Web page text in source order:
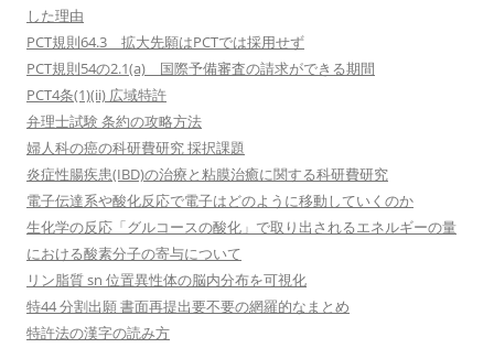
した理由
PCT規則64.3 拡大先願はPCTでは採用せず
PCT規則54の2.1(a) 国際予備審査の請求ができる期間
PCT4条(1)(ii) 広域特許
弁理士試験 条約の攻略方法
婦人科の癌の科研費研究 採択課題
炎症性腸疾患(IBD)の治療と粘膜治癒に関する科研費研究
電子伝達系や酸化反応で電子はどのように移動していくのか
生化学の反応「グルコースの酸化」で取り出されるエネルギーの量
における酸素分子の寄与について
リン脂質 sn 位置異性体の脳内分布を可視化
特44 分割出願 書面再提出要不要の網羅的なまとめ
特許法の漢字の読み方